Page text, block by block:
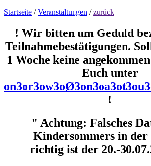
Startseite /Veranstaltungen /zurück
! Wir bitten um Geduld
Teilnahmebestätigungen.
1 Woche keine
Euch unter
on3or3ow3oØ3on3oa3ot3ou3
!
" Achtung: Falsches
Kindersommers in der
richtig ist der 20.-